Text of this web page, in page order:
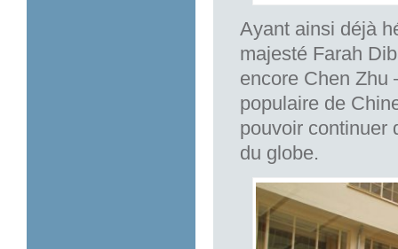
Ayant ainsi déjà
majesté Farah
encore Chen Zhu
populaire de
pouvoir continuer
du globe.